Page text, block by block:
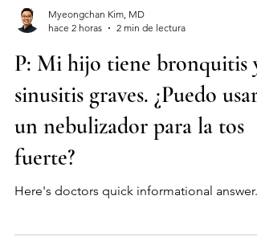
Myeongchan Kim, MD
hace 2 horas
2 min de lectura
P: Mi hijo tiene bronquitis y
sinusitis graves. ¿Puedo usar
un nebulizador para la tos
fuerte?